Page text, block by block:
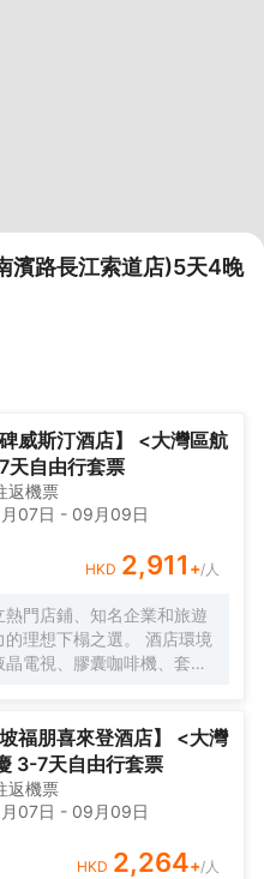
濱路長江索道店)5天4晚
碑威斯汀酒店】 <大灣區航
天自由行套票
返機票
07日 - 09月09日
HKD 2,911 +/人
門店鋪、知名企業和旅遊
理想下榻之選。 酒店環境
電視、膠囊咖啡機、套房
坡福朋喜來登酒店】 <大灣
3-7天自由行套票
返機票
07日 - 09月09日
HKD 2,264+/人